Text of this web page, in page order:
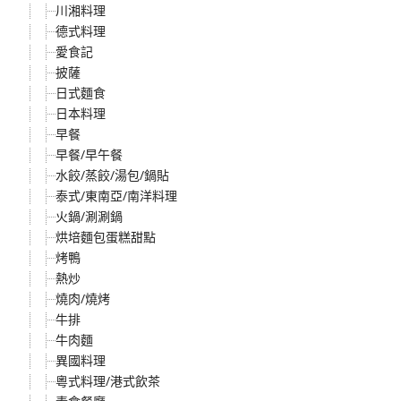
川湘料理
德式料理
愛食記
披薩
日式麵食
日本料理
早餐
早餐/早午餐
水餃/蒸餃/湯包/鍋貼
泰式/東南亞/南洋料理
火鍋/涮涮鍋
烘培麵包蛋糕甜點
烤鴨
熱炒
燒肉/燒烤
牛排
牛肉麵
異國料理
粵式料理/港式飲茶